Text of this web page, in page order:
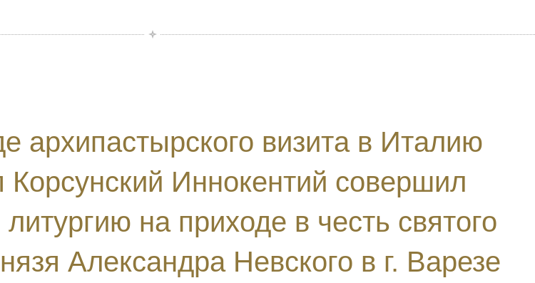
архипастырского визита в Италию
Корсунский Иннокентий совершил
на приходе в честь святого
Александра Невского в г. Варезе